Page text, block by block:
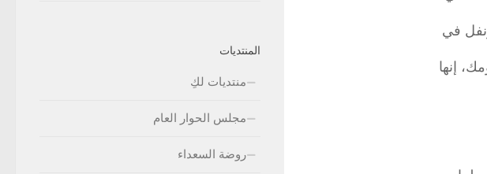
في
إنها
المنتديات
منتديات لكِ
مجلس الحوار العام
روضة السعداء